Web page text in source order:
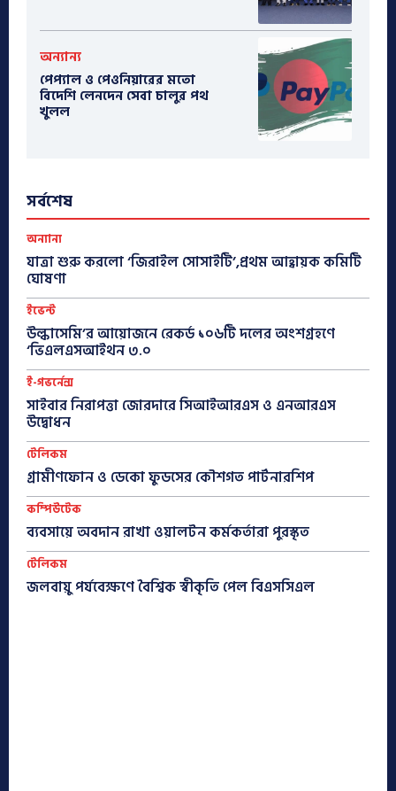
অন্যান্য
পেপ্যাল ও পেওনিয়ারের মতো
বিদেশি লেনদেন সেবা চালুর পথ
খুলল
সর্বশেষ
অন্যান্য
যাত্রা শুরু করলো ‘জিরাইল সোসাইটি’,প্রথম আহ্বায়ক কমিটি
ঘোষণা
ইভেন্ট
উল্কাসেমি’র আয়োজনে রেকর্ড ১০৬টি দলের অংশগ্রহণে
‘ভিএলএসআইথন ৩.০
ই-গভর্নেন্স
সাইবার নিরাপত্তা জোরদারে সিআইআরএস ও এনআরএস
উদ্বোধন
টেলিকম
গ্রামীণফোন ও ডেকো ফুডসের কৌশগত পার্টনারশিপ
কম্পিউটেক
ব্যবসায়ে অবদান রাখা ওয়ালটন কর্মকর্তারা পুরস্কৃত
টেলিকম
জলবায়ু পর্যবেক্ষণে বৈশ্বিক স্বীকৃতি পেল বিএসসিএল